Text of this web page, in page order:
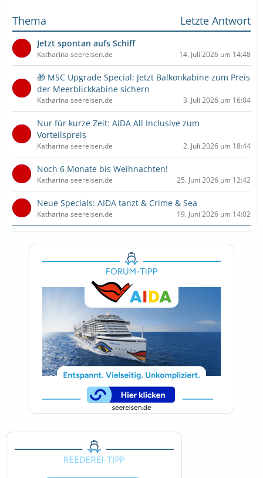
Thema
Letzte Antwort
Jetzt spontan aufs Schiff
Katharina seereisen.de 14. Juli 2026 um 14:48
🎁 MSC Upgrade Special: Jetzt Balkonkabine zum Preis
der Meerblickkabine sichern
Katharina seereisen.de 3. Juli 2026 um 16:04
Nur für kurze Zeit: AIDA All Inclusive zum
Vorteilspreis
Katharina seereisen.de 2. Juli 2026 um 18:44
Noch 6 Monate bis Weihnachten!
Katharina seereisen.de 25. Juni 2026 um 12:42
Neue Specials: AIDA tanzt & Crime & Sea
Katharina seereisen.de 19. Juni 2026 um 14:02